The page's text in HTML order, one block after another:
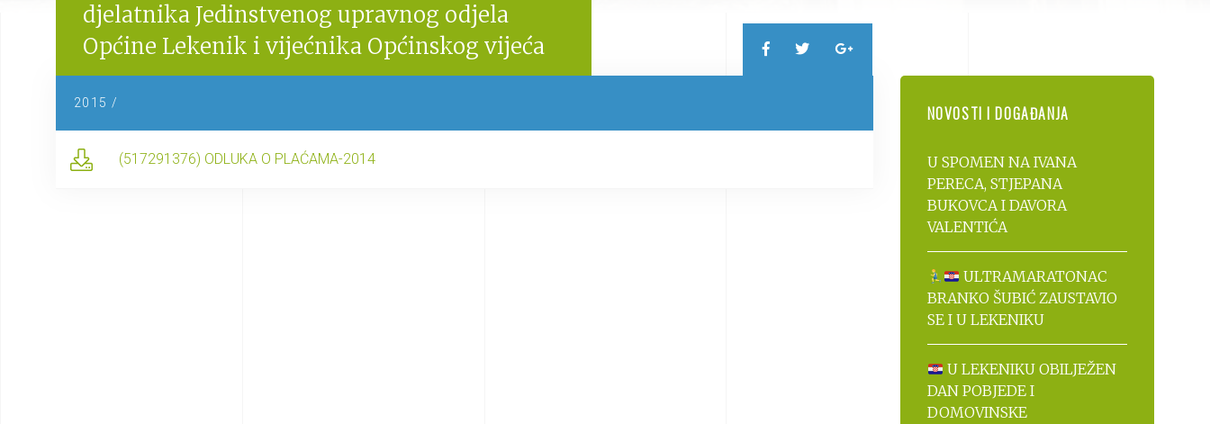
djelatnika Jedinstvenog upravnog odjela
Općine Lekenik i vijećnika Općinskog vijeća
2015 /
(517291376) ODLUKA O PLAĆAMA-2014
NOVOSTI I DOGAĐANJA
U SPOMEN NA IVANA
PERECA, STJEPANA
BUKOVCA I DAVORA
VALENTIĆA
ULTRAMARATONAC
BRANKO ŠUBIĆ ZAUSTAVIO
SE I U LEKENIKU
U LEKENIKU OBILJEŽEN
DAN POBJEDE I
DOMOVINSKE